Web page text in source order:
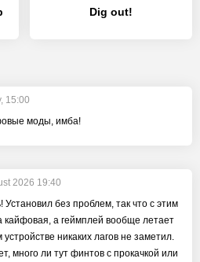
Dig out!
15:00
моды, имба!
2026 19:40
Установил без проблем, так что с этим
кайфовая, а геймплей вообще летает
никаких лагов не заметил.
много ли тут финтов с прокачкой или